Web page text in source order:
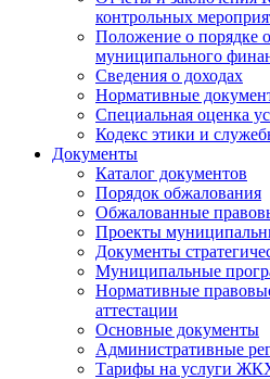
контрольных
Положение о порядке
муниципального
Сведения о доходах
Нормативные
Специальная оценка
Кодекс этики и
Документы
Каталог документов
Порядок обжалования
Обжалованные
Проекты
Документы
Муниципальные
Нормативные
аттестации
Основные документы
Административные
Тарифы на услуги